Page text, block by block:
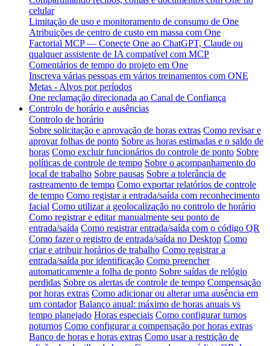
celular
Limitação de uso e monitoramento de consumo de One
Atribuições de centro de custo em massa com One
Factorial MCP — Conecte One ao ChatGPT, Claude ou
qualquer assistente de IA compatível com MCP
Comentários de tempo do projeto em One
Inscreva várias pessoas em vários treinamentos com ONE
Metas - Alvos por períodos
One reclamação direcionada ao Canal de Confiança
Controlo de horário e ausências
Controlo de horário
Sobre solicitação e aprovação de horas extras Como revisar e
aprovar folhas de ponto Sobre as horas estimadas e o saldo de
horas Como excluir funcionários do controle de ponto Sobre
políticas de controle de tempo Sobre o acompanhamento do
local de trabalho Sobre pausas Sobre a tolerância de
rastreamento de tempo Como exportar relatórios de controle
de tempo Como registar a entrada/saída com reconhecimento
facial Como utilizar a geolocalização no controlo de horário
Como registrar e editar manualmente seu ponto de
entrada/saída Como registrar entrada/saída com o código QR
Como fazer o registro de entrada/saída no Desktop Como
criar e atribuir horários de trabalho Como registrar a
entrada/saída por identificação Como preencher
automaticamente a folha de ponto Sobre saídas de relógio
perdidas Sobre os alertas de controle de tempo Compensação
por horas extras Como adicionar ou alterar uma ausência em
um contador Balanço anual: máximo de horas anuais vs
tempo planejado Horas especiais Como configurar turnos
noturnos Como configurar a compensação por horas extras
Banco de horas e horas extras Como usar a restrição de